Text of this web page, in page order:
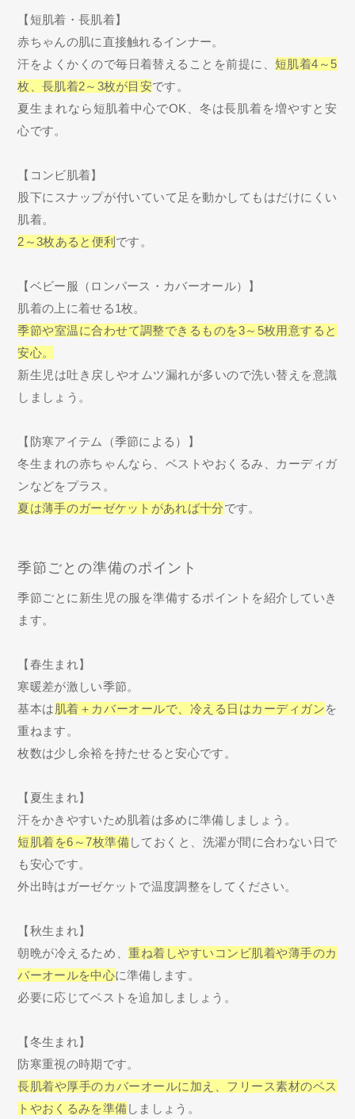
【短肌着・長肌着】
赤ちゃんの肌に直接触れるインナー。
汗をよくかくので毎日着替えることを前提に、 短肌着4～5
枚、長肌着2～3枚が目安です。
夏生まれなら短肌着中心でOK、冬は長肌着を増やすと安
心です。
【コンビ肌着】
股下にスナップが付いていて足を動かしてもはだけにくい
肌着。
2～3枚あると便利 です。
【ベビー服（ロンパース・カバーオール）】
肌着の上に着せる1枚。
季節や室温に合わせて調整できるものを3～5枚用意すると
安心。
新生児は吐き戻しやオムツ漏れが多いので洗い替えを意識
しましょう。
【防寒アイテム（季節による）】
冬生まれの赤ちゃんなら、ベストやおくるみ、カーディガ
ンなどをプラス。
夏は薄手のガーゼケットがあれば十分です。
季節ごとの準備のポイント
季節ごとに新生児の服を準備するポイントを紹介していき
ます。
【春生まれ】
寒暖差が激しい季節。
基本は 肌着＋カバーオールで、冷える日はカーディガンを
重ねます。
枚数は少し余裕を持たせると安心です。
【夏生まれ】
汗をかきやすいため肌着は多めに準備しましょう。
短肌着を6～7枚準備しておくと、洗濯が間に合わない日で
も安心です。
外出時はガーゼケットで温度調整をしてください。
【秋生まれ】
朝晩が冷えるため、重ね着しやすいコンビ肌着や薄手のカ
バーオールを中心に準備します。
必要に応じてベストを追加しましょう。
【冬生まれ】
防寒重視の時期です。
長肌着や厚手のカバーオールに加え、フリース素材のベス
トやおくるみを準備しましょう。